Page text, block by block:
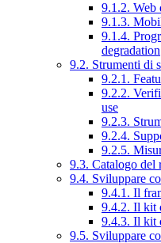
9.1.2. Web
9.1.3.
9.1.4.
degradation
9.2. Strumenti di
9.2.1.
9.2.2.
use
9.2.3.
9.2.4.
9.2.5.
9.3. Catalogo del
9.4. Sviluppare
9.4.1. Il
9.4.2. Il kit
9.4.3. Il kit
9.5. Sviluppare